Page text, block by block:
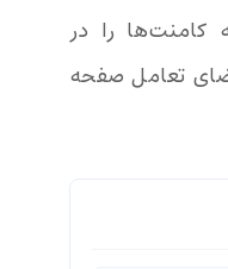
کامنت‌ها را در
تعامل صفحه